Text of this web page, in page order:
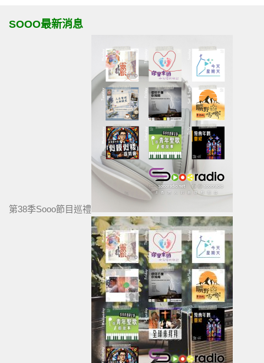
SOOO最新消息
第38季Sooo節目巡禮